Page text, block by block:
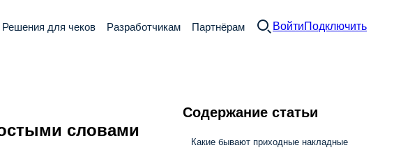
Решения для чеков Разработчикам Партнёрам ВойтиПодключить
Содержание статьи
Какие бывают приходные накладные
словами